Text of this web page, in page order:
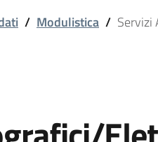
/ Modulistica /